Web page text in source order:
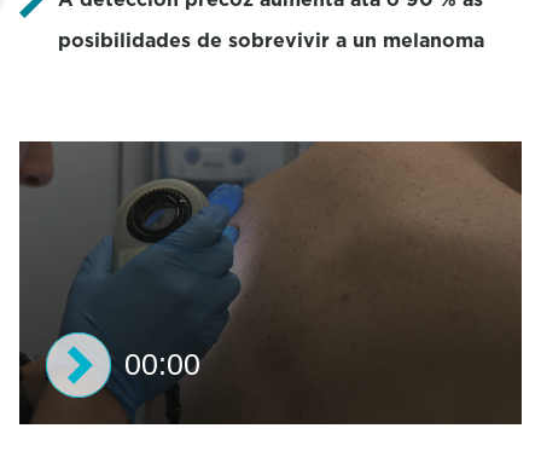
posibilidades de sobrevivir a un melanoma
00:00